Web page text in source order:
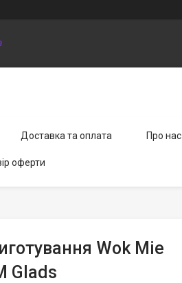
Доставка та оплата Про нас
оферти
Wok Mie
Glads